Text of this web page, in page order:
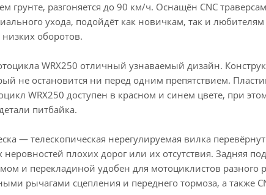
грунте, разгоняется до 90 км/ч. Оснащён CNC
ухода, подойдёт как новичкам, так и
оборотов.
WRX250 отличный узнаваемый дизайн.
не остановится ни перед одним препятствием.
WRX250 доступен в красном и синем цвете, при
питбайка.
— телескопическая нерегулируемая вилка
неровностей плохих дорог или их отсутствия. Задняя
и перекладиной удобен для мотоциклистов разного
рычагами сцепления и переднего тормоза, а также